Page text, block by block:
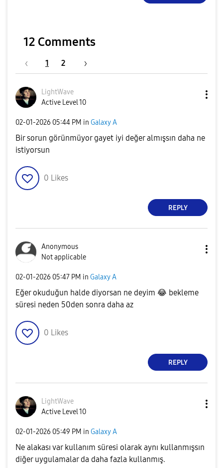
12 Comments
1 2
LightWave
Active Level 10
‎02-01-2026 05:44 PM in Galaxy A
Bir sorun görünmüyor gayet iyi değer almışsın daha ne
istiyorsun
0 Likes
REPLY
Anonymous
Not applicable
‎02-01-2026 05:47 PM in Galaxy A
Eğer okuduğun halde diyorsan ne deyim 😂 bekleme
süresi neden 50den sonra daha az
0 Likes
REPLY
LightWave
Active Level 10
‎02-01-2026 05:49 PM in Galaxy A
Ne alakası var kullanım süresi olarak aynı kullanmışsın
diğer uygulamalar da daha fazla kullanmış.